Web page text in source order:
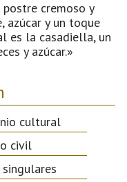
cremoso y
azúcar y un toque
es la casadiella, un
y azúcar.»
cultural
civil